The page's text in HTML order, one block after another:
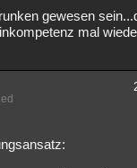
gewesen
mal